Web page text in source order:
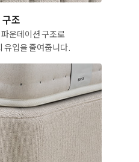
구조
운데이션 구조로
유입을 줄여줍니다.